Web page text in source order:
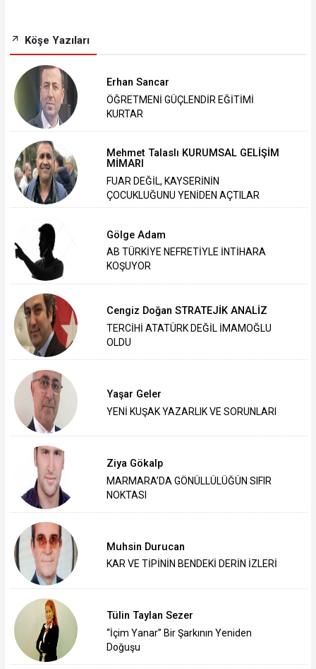
Köşe Yazıları
Erhan Sancar
ÖĞRETMENİ GÜÇLENDİR EĞİTİMİ
KURTAR
Mehmet Talaslı KURUMSAL GELİŞİM
MİMARI
FUAR DEĞİL, KAYSERİNİN
ÇOCUKLUĞUNU YENİDEN AÇTILAR
Gölge Adam
AB TÜRKİYE NEFRETİYLE İNTİHARA
KOŞUYOR
Cengiz Doğan STRATEJİK ANALİZ
TERCİHİ ATATÜRK DEĞİL İMAMOĞLU
OLDU
Yaşar Geler
‎YENİ KUŞAK YAZARLIK VE SORUNLARI
Ziya Gökalp
MARMARA’DA GÖNÜLLÜLÜĞÜN SIFIR
NOKTASI
Muhsin Durucan
KAR VE TİPİNİN BENDEKİ DERİN İZLERİ
Tülin Taylan Sezer
“İçim Yanar” Bir Şarkının Yeniden
Doğuşu